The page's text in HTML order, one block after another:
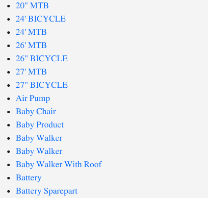
20" MTB
24' BICYCLE
24' MTB
26' MTB
26" BICYCLE
27' MTB
27" BICYCLE
Air Pump
Baby Chair
Baby Product
Baby Walker
Baby Walker
Baby Walker With Roof
Battery
Battery Sparepart